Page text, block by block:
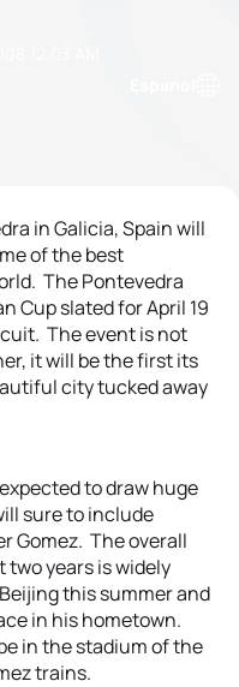
in Galicia, Spain will
of the best
The Pontevedra
Cup slated for April 19
The event is not
it will be the first its
city tucked away
to draw huge
sure to include
Gomez. The overall
years is widely
this summer and
in his hometown.
in the stadium of the
trains.